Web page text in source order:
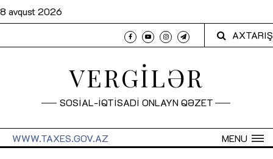
8 avqust 2026
AXTARIŞ
VERGİLƏR
SOSİAL-İQTİSADİ ONLAYN QƏZET
MENU
WWW.TAXES.GOV.AZ